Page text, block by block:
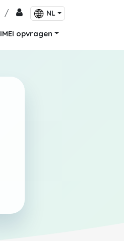
/ NL
IMEI opvragen